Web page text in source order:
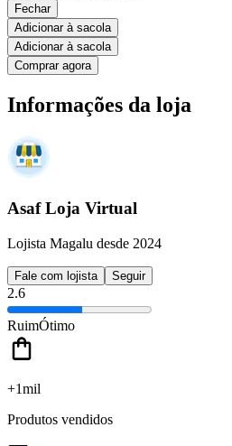
Fechar
Adicionar à sacola
Adicionar à sacola
Comprar agora
Informações da loja
Asaf Loja Virtual
Lojista Magalu desde 2024
Fale com lojista Seguir
2.6
RuimÓtimo
+1mil
Produtos vendidos